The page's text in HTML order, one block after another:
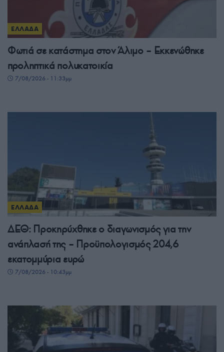
ΕΛΛΑΔΑ
Φωτιά σε κατάστημα στον Άλιμο – Εκκενώθηκε
προληπτικά πολυκατοικία
7/08/2026 - 11:33μμ
ΕΛΛΑΔΑ
ΔΕΘ: Προκηρύχθηκε ο διαγωνισμός για την
ανάπλασή της – Προϋπολογισμός 204,6
εκατομμύρια ευρώ
7/08/2026 - 10:43μμ